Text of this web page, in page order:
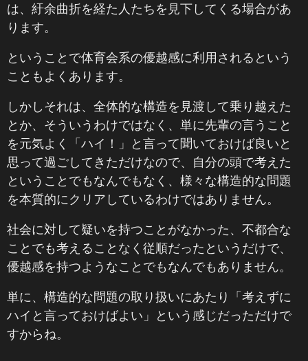
は、紆余曲折を経た人たちを見下してくる場合があ
ります。
ということで体育会系の優越感に利用されるという
こともよくあります。
しかしそれは、全体的な構造を見渡して乗り越えた
とか、そういうわけではなく、単に先輩の言うこと
を元気よく「ハイ！」と言って聞いておけば良いと
思って過ごしてきただけなので、自分の頭で考えた
ということでもなんでもなく、様々な構造的な問題
を本質的にクリアしているわけではありません。
社会に対して疑いを持つことがなかった、不都合な
ことでも考えることなく従順だったというだけで、
優越感を持つようなことでもなんでもありません。
単に、構造的な問題の取り扱いにあたり「考えずに
ハイと言っておけばよい」という感じだっただけで
すからね。